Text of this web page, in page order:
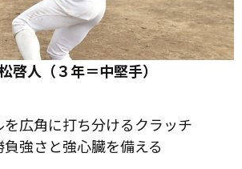
啓人（３年＝中堅手）
広角に打ち分けるクラッチ
負強さと強心臓を備える